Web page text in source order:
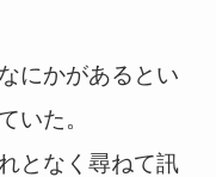
にかがあるとい
いた。
となく尋ねて訊